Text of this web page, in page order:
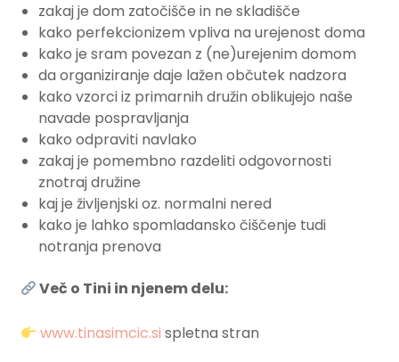
zakaj je dom zatočišče in ne skladišče
kako perfekcionizem vpliva na urejenost doma
kako je sram povezan z (ne)urejenim domom
da organiziranje daje lažen občutek nadzora
kako vzorci iz primarnih družin oblikujejo naše
navade pospravljanja
kako odpraviti navlako
zakaj je pomembno razdeliti odgovornosti
znotraj družine
kaj je življenjski oz. normalni nered
kako je lahko spomladansko čiščenje tudi
notranja prenova
Več o Tini in njenem delu:
www.tinasimcic.si spletna stran